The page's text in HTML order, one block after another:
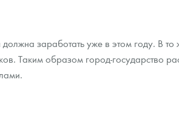
заработать уже в этом году. В то
Таким образом город-государство